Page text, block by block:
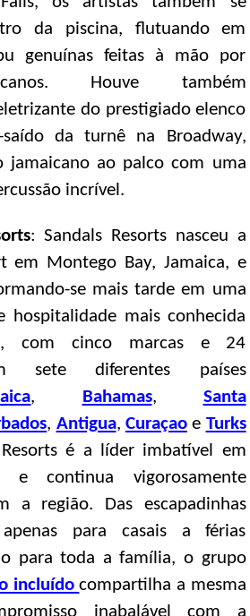
da piscina, flutuando em
genuínas feitas à mão por
Houve também
do prestigiado elenco
saído da turnê na Broadway,
ao palco com uma
incrível.
: Sandals Resorts nasceu a
em Montego Bay, Jamaica, e
se mais tarde em uma
hospitalidade mais conhecida
com cinco marcas e 24
sete diferentes países
, Bahamas, Santa
, Antigua, Curaçaoe Turks
é a líder imbatível em
continua vigorosamente
a região. Das escapadinhas
para casais a férias
para toda a família, o grupo
incluídocompartilha a mesma
inabalável com a